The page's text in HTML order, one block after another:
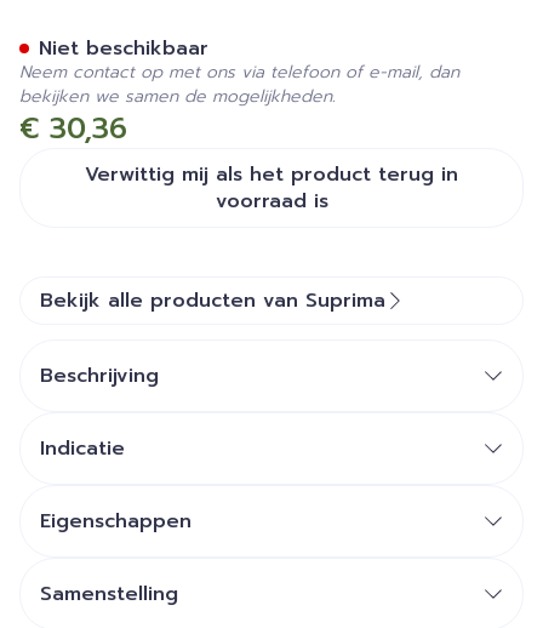
€ 30,36
Verwittig mij als het product terug in
voorraad is
Niet beschikbaar
Neem contact op met ons via telefoon of e-mail, dan
bekijken we samen de mogelijkheden.
Bekijk alle producten van Suprima
Beschrijving
Indicatie
Eigenschappen
Ideaal als bescherming boven
Samenstelling